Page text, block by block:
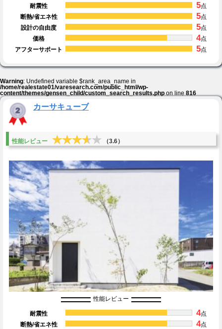
耐震性 5点
断熱/省エネ性
5点
設計の自由度
5点
価格
4点
アフターサポート
5点
Warning: Undefined variable $rank_area_name in
/home/realestate01/varesearch.com/public_html/wp-
content/themes/gensen_child/custom_search_results.phpon line816
カーサキューブ
性能レビュー ★★★★★
★★★★★ （3.6）
性能レビュー
耐震性 4点
断熱/省エネ性
4点